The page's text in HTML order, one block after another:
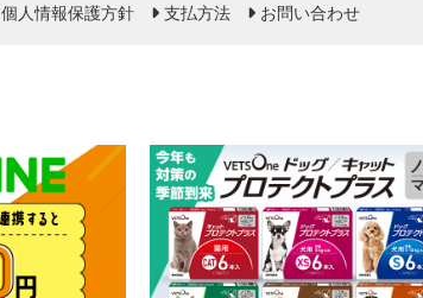
個人情報保護方針 支払方法 お問い合わせ